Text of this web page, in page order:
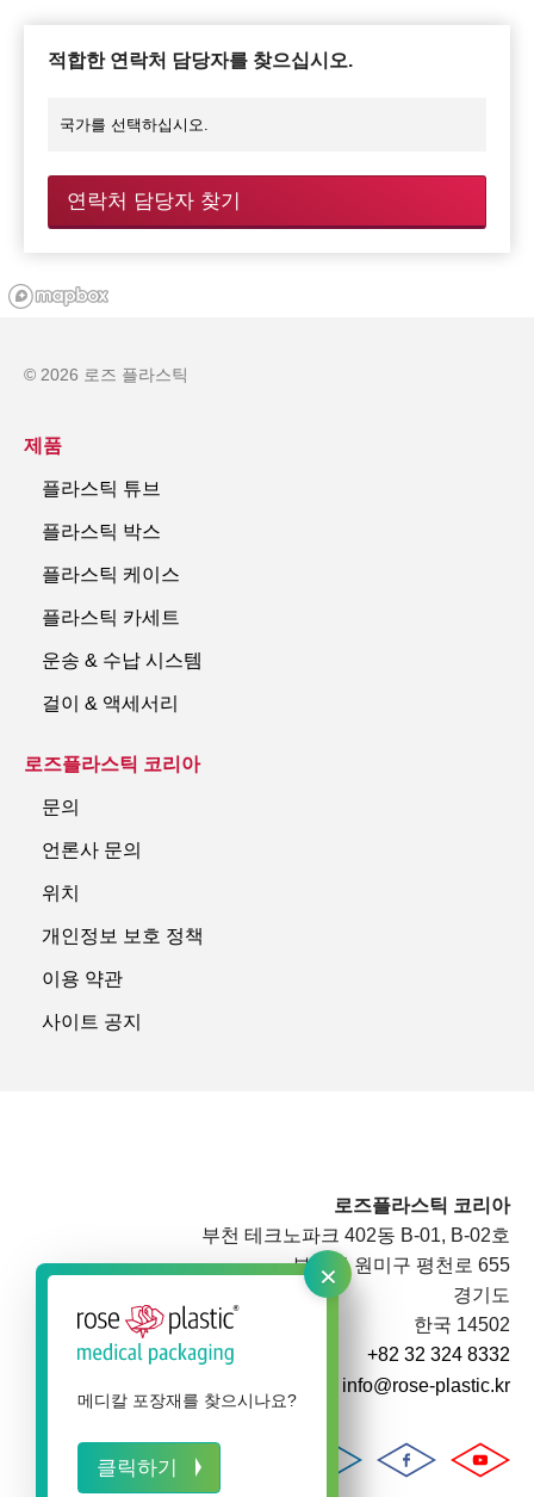
×
메디칼 포장재를 찾으시나요?
클릭하기
적합한 연락처 담당자를 찾으십시오.
연락처 담당자 찾기
로즈플라스틱 코리아
부천 테크노파크 402동 B-01, B-02호
부천시 원미구 평천로 655
경기도
한국 14502
+82 32 324 8332
info@rose-plastic.kr
© 2026 로즈 플라스틱
제품
플라스틱 튜브
플라스틱 박스
플라스틱 케이스
플라스틱 카세트
운송 & 수납 시스템
걸이 & 액세서리
로즈플라스틱 코리아
문의
언론사 문의
위치
개인정보 보호 정책
이용 약관
사이트 공지